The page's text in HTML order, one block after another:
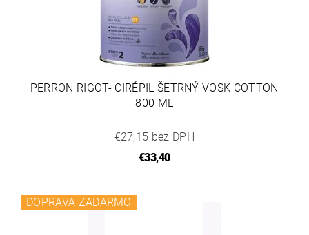
PERRON RIGOT- CIRÉPIL ŠETRNÝ VOSK COTTON
800 ML
€27,15 bez DPH
€33,40
DOPRAVA ZADARMO